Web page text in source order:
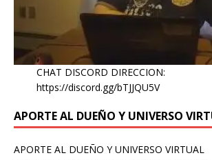
CHAT DISCORD DIRECCION:
https://discord.gg/bTJJQU5V
APORTE AL DUEÑO Y UNIVERSO
APORTE AL DUEÑO Y UNIVERSO VIRTUAL